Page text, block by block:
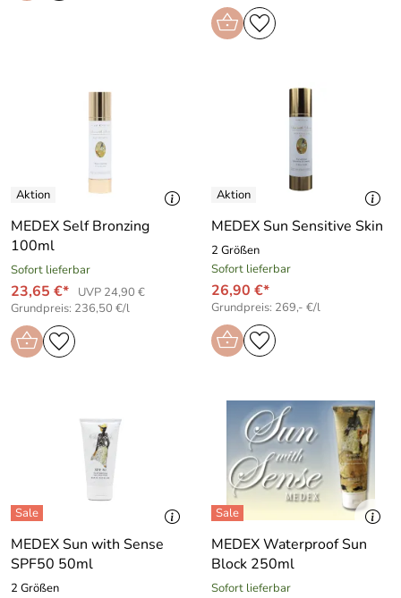
MEDEX Self Bronzing
100ml
Sofort lieferbar
23,65 €*
UVP 24,90 €
Grundpreis: 236,50 €/l
MEDEX Sun Sensitive Skin
2 Größen
Sofort lieferbar
26,90 €*
Grundpreis: 269,- €/l
MEDEX Sun with Sense
SPF50 50ml
2 Größen
MEDEX Waterproof Sun
Block 250ml
Sofort lieferbar